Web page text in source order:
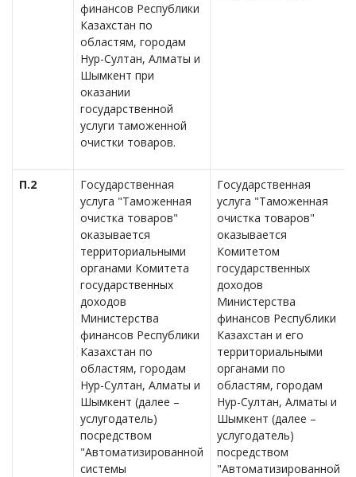
финансов Республики
Казахстан по
областям, городам
Нур-Султан, Алматы и
Шымкент при
оказании
государственной
услуги таможенной
очистки товаров.
П.2
Государственная
услуга "Таможенная
очистка товаров"
оказывается
территориальными
органами Комитета
государственных
доходов
Министерства
финансов Республики
Казахстан по
областям, городам
Нур-Султан, Алматы и
Шымкент (далее –
услугодатель)
посредством
"Автоматизированной
системы
Государственная
услуга "Таможенная
очистка товаров"
оказывается
Комитетом
государственных
доходов
Министерства
финансов Республики
Казахстан и его
территориальными
органами по
областям, городам
Нур-Султан, Алматы и
Шымкент (далее –
услугодатель)
посредством
"Автоматизированной